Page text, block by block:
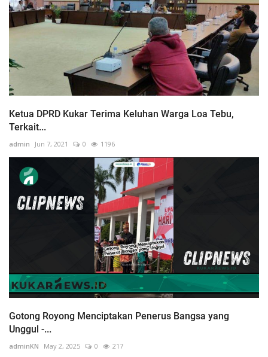
Ketua DPRD Kukar Terima Keluhan Warga Loa Tebu,
Terkait...
admin Jun 7, 2021 0 1196
Gotong Royong Menciptakan Penerus Bangsa yang
Unggul -...
adminKN May 2, 2025 0 217